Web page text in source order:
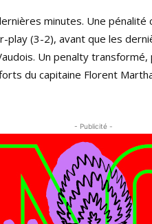
minutes. Une
play (3-2), avant que les
Un penalty transformé,
du capitaine Florent
- Publicité -